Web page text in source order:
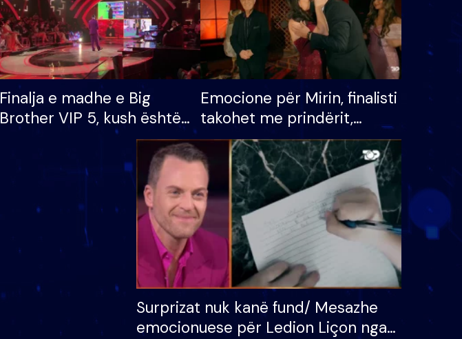
Finalja e madhe e Big
Brother VIP 5, kush është
banori i parë që lë shtëpinë
dhe humb mundësinë për
të fituar çmimin e madh
Emocione për Mirin, finalisti
takohet me prindërit,
vajzën dhe bashkëshorten:
S’kemi ndonjë letër divorci
apo jo?
Surprizat nuk kanë fund/ Mesazhe
emocionuese për Ledion Liçon nga